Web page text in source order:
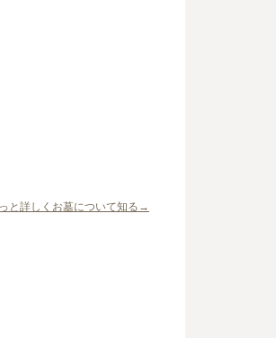
と詳しくお墓について知る→